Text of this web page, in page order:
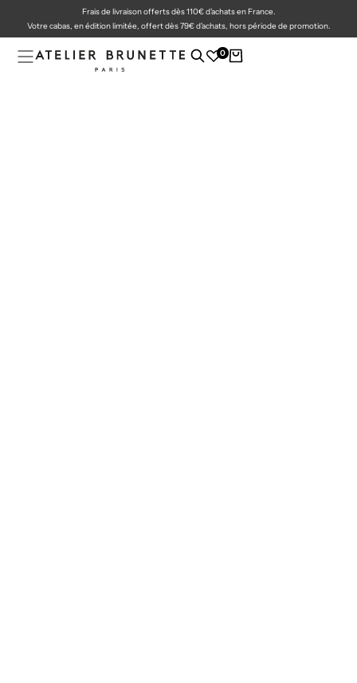
AU
CONTENU
Frais de livraison offerts dès 110€ d'achats en France.
Votre cabas, en édition limitée, offert dès 79€ d'achats, hors période de promotion.
0